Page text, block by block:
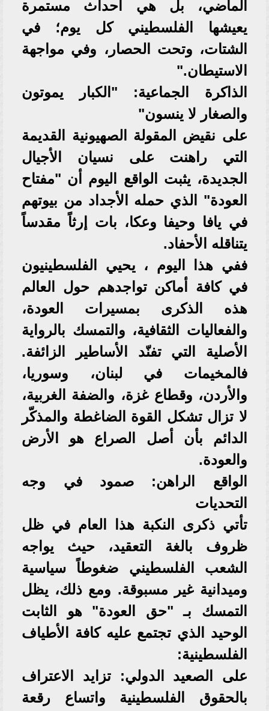
الماضي، بل هي أحداث مستمرة
يعيشها الفلسطيني كل يوم؛ في
الشتات، وتحت الحصار، وفي مواجهة
الاستيطان."
​الذاكرة الجماعية: "الكبار يموتون
والصغار لا ينسون"
​على نقيض المقولة الصهيونية القديمة
التي راهنت على نسيان الأجيال
الجديدة، يثبت الواقع اليوم أن "مفتاح
العودة" الذي حمله الأجداد من بيوتهم
في يافا وحيفا وعكا، بات إرثاً مقدساً
يتناقله الأحفاد.
​ففي هذا اليوم ، يحيي الفلسطينيون
في كافة أماكن تواجدهم حول العالم
هذه الذكرى بمسيرات العودة،
والفعاليات الثقافية، والتمسك بالرواية
الأصلية التي تفنّد الأساطير الزائفة.
فالمخيمات في لبنان، وسوريا،
والأردن، وقطاع غزة، والضفة الغربية،
لا تزال تشكل القوة الضاغطة والمذكّر
الدائم بأن أصل الصراع هو الأرض
والعودة.
​الواقع الراهن: صمود في وجه
التحديات
​تأتي ذكرى النكبة هذا العام في ظل
ظروف بالغة التعقيد، حيث يواجه
الشعب الفلسطيني ضغوطاً سياسية
وميدانية غير مسبوقة. ومع ذلك، يظل
التمسك بـ "حق العودة" هو الثابت
الوحيد الذي تجتمع عليه كافة الأطياف
الفلسطينية:
​على الصعيد الدولي: تزايد الاعتراف
بالحقوق الفلسطينية واتساع رقعة